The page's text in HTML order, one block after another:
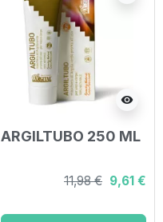
visibility
ARGILTUBO 250 ML
11,98 € 9,61 €